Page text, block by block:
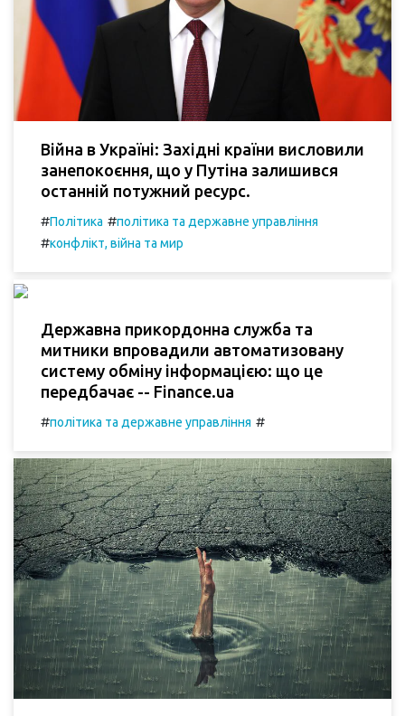
Війна в Україні: Західні країни висловили
занепокоєння, що у Путіна залишився
останній потужний ресурс.
#Політика #політика та державне управління
#конфлікт, війна та мир
Державна прикордонна служба та
митники впровадили автоматизовану
систему обміну інформацією: що це
передбачає -- Finance.ua
#політика та державне управління #